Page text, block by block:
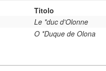
Titolo
Le *duc d'Olonne
O *Duque de Olona